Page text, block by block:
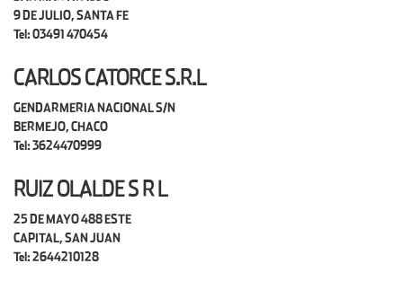
9 DE JULIO, SANTA FE
Tel: 03491 470454
CARLOS CATORCE S.R.L
GENDARMERIA NACIONAL S/N
BERMEJO, CHACO
Tel: 3624470999
RUIZ OLALDE S R L
25 DE MAYO 488 ESTE
CAPITAL, SAN JUAN
Tel: 2644210128